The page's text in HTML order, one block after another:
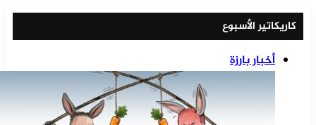
كاريكاتير الأسبوع
أخبار بارزة